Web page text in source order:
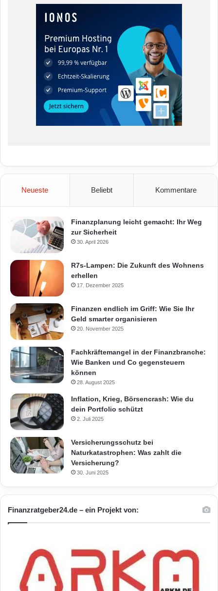
Neueste Beliebt Kommentare
Finanzplanung leicht gemacht: Ihr Weg
zur Sicherheit
30. April 2026
R7s-Lampen: Die Zukunft des Wohnens
erhellen
17. Dezember 2025
Finanzen endlich im Griff: Wie Sie Ihr
Geld smarter organisieren
20. November 2025
Fachkräftemangel in der Finanzbranche:
Wie Banken und Co gegensteuern
können
28. August 2025
Inflation, Krieg, Börsencrash: Wie du
dein Portfolio schützt
2. Juli 2025
Versicherungsschutz bei
Naturkatastrophen: Was zahlt die
Versicherung?
30. Juni 2025
Finanzratgeber24.de – ein Projekt von: